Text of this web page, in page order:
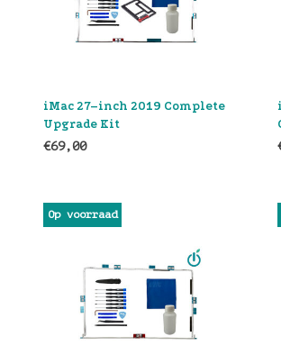
iMac 27–inch 2019 Complete
Upgrade Kit
€69,00
Op voorraad